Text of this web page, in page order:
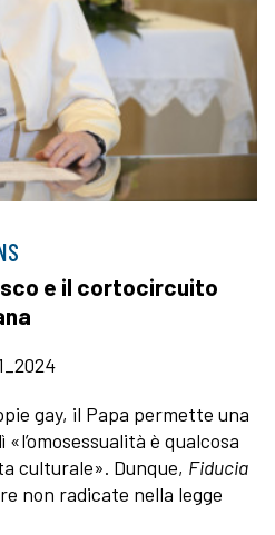
e il cortocircuito
gay, il Papa permette una
è qualcosa
culturale». Dunque, Fiducia
non radicate nella legge